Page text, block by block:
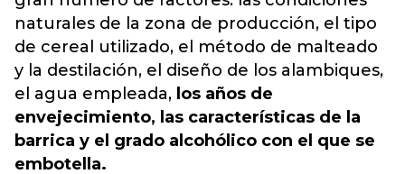
naturales de la zona de producción, el tipo
de cereal utilizado, el método de malteado
y la destilación, el diseño de los alambiques,
el agua empleada, los años de
envejecimiento, las características de la
barrica y el grado alcohólico con el que se
embotella.